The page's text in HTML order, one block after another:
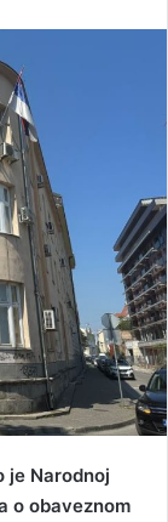
je Narodnoj
o obaveznom